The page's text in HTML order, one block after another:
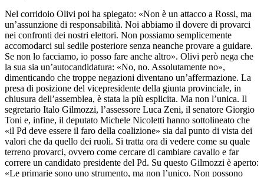
Nel corridoio Olivi poi ha spiegato: «Non è un attacco a Rossi, ma
un’assunzione di responsabilità. Noi abbiamo il dovere di provarci
nei confronti dei nostri elettori. Non possiamo semplicemente
accomodarci sul sedile posteriore senza neanche provare a guidare.
Se non lo facciamo, io posso fare anche altro». Olivi però nega che
la sua sia un’autocandidatura: «No, no. Assolutamente no»,
dimenticando che troppe negazioni diventano un’affermazione. La
presa di posizione del vicepresidente della giunta provinciale, in
chiusura dell’assemblea, è stata la più esplicita. Ma non l’unica. Il
segretario Italo Gilmozzi, l’assessore Luca Zeni, il senatore Giorgio
Toni e, infine, il deputato Michele Nicoletti hanno sottolineato che
«il Pd deve essere il faro della coalizione» sia dal punto di vista dei
valori che da quello dei ruoli. Si tratta ora di vedere come su quale
terreno provarci, ovvero come cercare di cambiare cavallo e far
correre un candidato presidente del Pd. Su questo Gilmozzi è aperto:
«Le primarie sono uno strumento, ma non l’unico. Non possono